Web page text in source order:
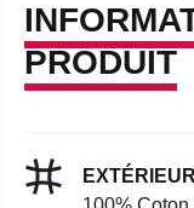
PRODUIT